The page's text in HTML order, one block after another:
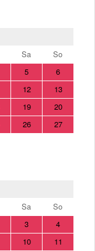
Sa
So
5
6
12
13
19
20
26
27
Sa
So
3
4
10
11